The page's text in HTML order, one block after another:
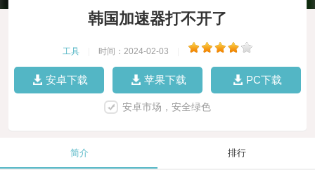
韩国加速器打不开了
工具 时间：2024-02-03
安卓下载 苹果下载 PC下载
安卓市场，安全绿色
简介 排行